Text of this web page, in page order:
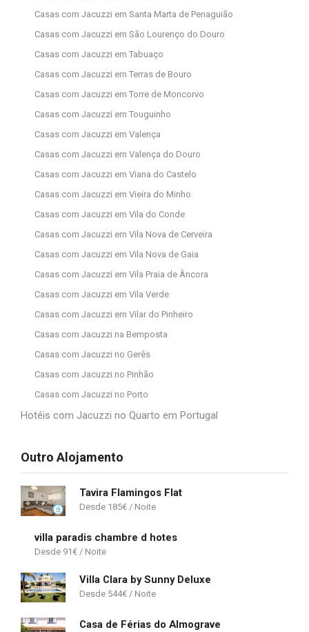
Casas com Jacuzzi em Santa Marta de Penaguião
Casas com Jacuzzi em São Lourenço do Douro
Casas com Jacuzzi em Tabuaço
Casas com Jacuzzi em Terras de Bouro
Casas com Jacuzzi em Torre de Moncorvo
Casas com Jacuzzi em Touguinho
Casas com Jacuzzi em Valença
Casas com Jacuzzi em Valença do Douro
Casas com Jacuzzi em Viana do Castelo
Casas com Jacuzzi em Vieira do Minho
Casas com Jacuzzi em Vila do Conde
Casas com Jacuzzi em Vila Nova de Cerveira
Casas com Jacuzzi em Vila Nova de Gaia
Casas com Jacuzzi em Vila Praia de Âncora
Casas com Jacuzzi em Vila Verde
Casas com Jacuzzi em Vilar do Pinheiro
Casas com Jacuzzi na Bemposta
Casas com Jacuzzi no Gerês
Casas com Jacuzzi no Pinhão
Casas com Jacuzzi no Porto
Hotéis com Jacuzzi no Quarto em Portugal
Outro Alojamento
Tavira Flamingos Flat
185€
villa paradis chambre d hotes
91€
Villa Clara by Sunny Deluxe
544€
Casa de Férias do Almograve